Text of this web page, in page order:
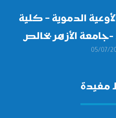
الدموية – كلية
الطب بنين دمياط -جامعة الأزهر بخالص
إلى الأستاذ
05/07/
مفيدة